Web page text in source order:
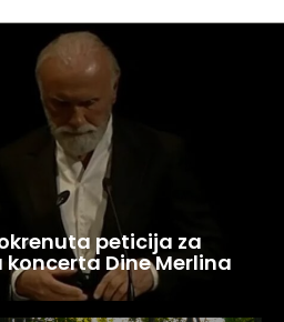
peticija za
koncerta Dine Merlina